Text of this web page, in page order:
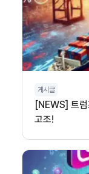
게시글
[NEWS] 트
고조!